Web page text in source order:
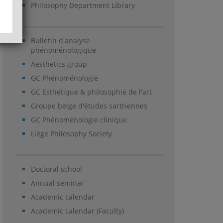
Philosophy Department Library
Bulletin d'analyse
phénoménologique
Aesthetics group
GC Phénoménologie
GC Esthétique & philosophie de l'art
Groupe belge d'études sartriennes
GC Phénoménologie clinique
Liège Philosophy Society
Doctoral school
Annual seminar
Academic calendar
Academic calendar (Faculty)